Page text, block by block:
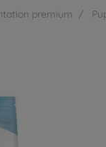
premium